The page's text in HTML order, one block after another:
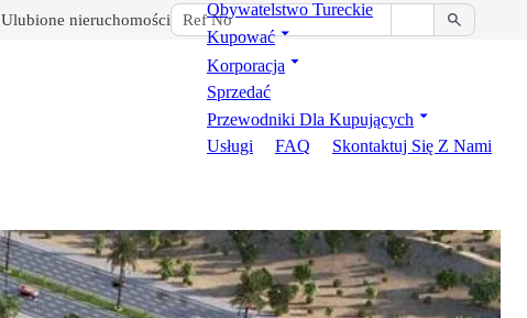
Ulubione nieruchomości
Obywatelstwo Tureckie
Kupować
Korporacja
Sprzedać
Przewodniki Dla Kupujących
Usługi
FAQ Skontaktuj Się Z Nami